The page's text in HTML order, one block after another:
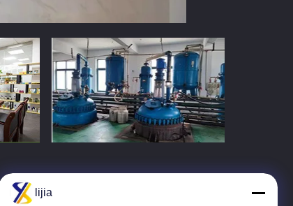
lijia